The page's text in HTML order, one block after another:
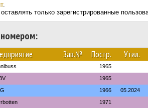
.
только зарегистрированные
Зав.№ Постр. Утил.
1965
1965
1966 05.2024
1971